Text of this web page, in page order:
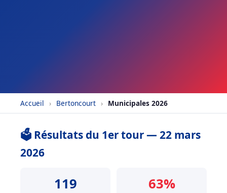
Accueil › Bertoncourt › Municipales 2026
🗳️ Résultats du 1er tour — 22 mars
2026
119 63%